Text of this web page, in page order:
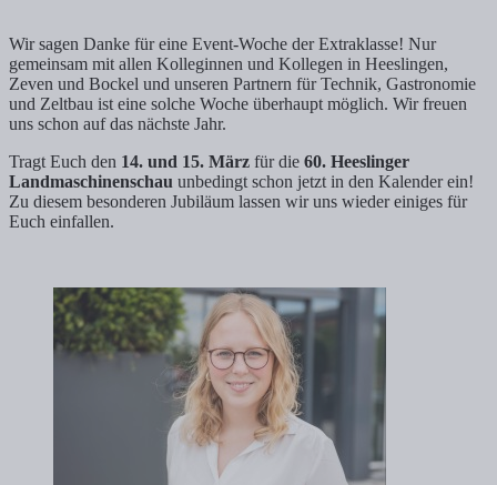
Wir sagen Danke für eine Event-Woche der Extraklasse! Nur
gemeinsam mit allen Kolleginnen und Kollegen in Heeslingen,
Zeven und Bockel und unseren Partnern für Technik, Gastronomie
und Zeltbau ist eine solche Woche überhaupt möglich. Wir freuen
uns schon auf das nächste Jahr.
Tragt Euch den 14. und 15. März für die 60. Heeslinger
Landmaschinenschau unbedingt schon jetzt in den Kalender ein!
Zu diesem besonderen Jubiläum lassen wir uns wieder einiges für
Euch einfallen.